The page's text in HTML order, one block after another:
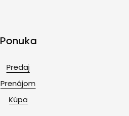
Ponuka
Predaj
Prenájom
Kúpa